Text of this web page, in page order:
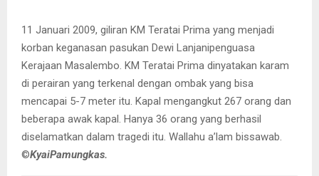
11 Januari 2009, giliran KM Teratai Prima yang menjadi
korban keganasan pasukan Dewi Lanjanipenguasa
Kerajaan Masalembo. KM Teratai Prima dinyatakan karam
di perairan yang terkenal dengan ombak yang bisa
mencapai 5-7 meter itu. Kapal mengangkut 267 orang dan
beberapa awak kapal. Hanya 36 orang yang berhasil
diselamatkan dalam tragedi itu. Wallahu a’lam bissawab.
©️KyaiPamungkas.